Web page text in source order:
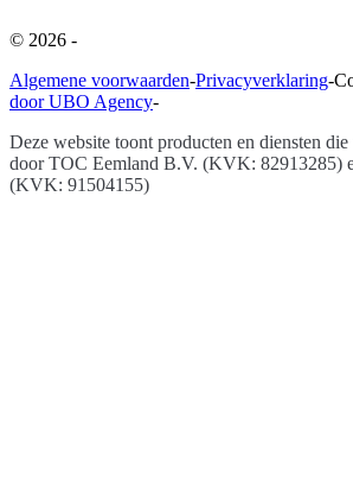
© 2026 -
Algemene voorwaarden-Privacyverklaring-
door UBO Agency-
Deze website toont producten en diensten
doorTOC Eemland B.V. (KVK: 82913285)
(KVK: 91504155)